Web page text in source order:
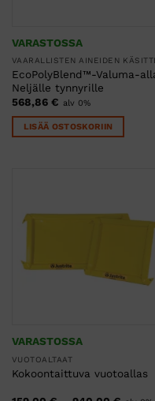
VARASTOSSA
EcoPolyBlend™-Valuma-
Neljälle tynnyrille
568,86 € alv 0%
LISÄÄ OSTOSKORIIN
VARASTOSSA
VUOTOALTAAT
Kokoontaittuva vuotoallas